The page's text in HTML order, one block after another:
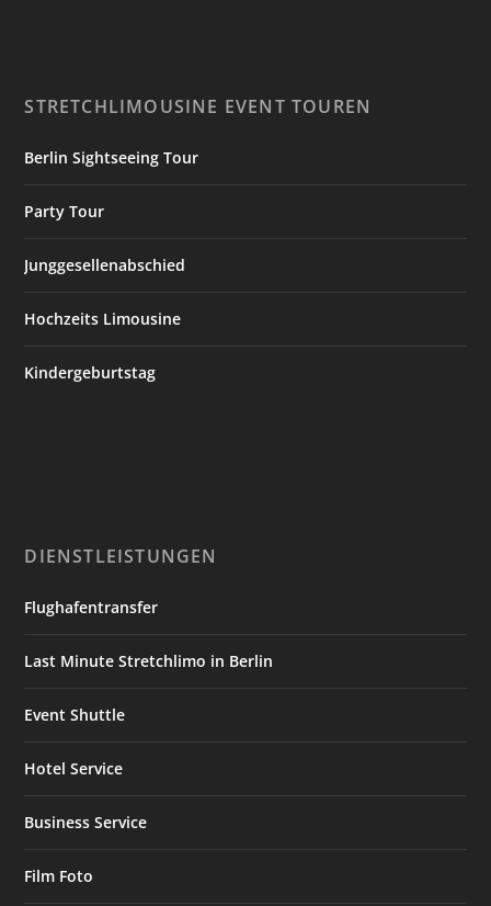
STRETCHLIMOUSINE EVENT TOUREN
Berlin Sightseeing Tour
Party Tour
Junggesellenabschied
Hochzeits Limousine
Kindergeburtstag
DIENSTLEISTUNGEN
Flughafentransfer
Last Minute Stretchlimo in Berlin
Event Shuttle
Hotel Service
Business Service
Film Foto